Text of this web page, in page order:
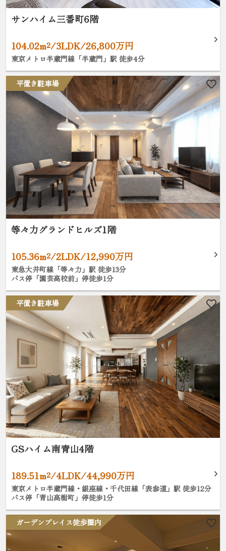
サンハイム三番町6階
104.02m²/3LDK/26,800万円
東京メトロ半蔵門線「半蔵門」駅 徒歩4分
平置き駐車場
等々力グランドヒルズ1階
105.36m²/2LDK/12,990万円
東急大井町線「等々力」駅 徒歩13分
バス停「園芸高校前」停徒歩1分
平置き駐車場
GSハイム南青山4階
189.51m²/4LDK/44,990万円
東京メトロ半蔵門線・銀座線・千代田線「表参道」駅 徒歩12分
バス停「青山高樹町」停徒歩1分
ガーデンプレイス徒歩圏内